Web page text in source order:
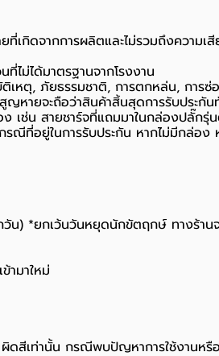
ดจากการผลิตและไม่รวมถึงความเสี
ไม่ได้มาตรฐานจากโรงงาน
เหตุ, ภัยธรรมชาติ, การตกหล่น, การซ่
หายจะถือว่าสินค้าสิ้นสุดการรับประกัน
เช่น สายชาร์จที่แถมมาในกล่องปลั๊กรุ่
ที่อยู่ในการรับประกัน หากไม่มีกล่อ
) *ยกเว้นวันหยุดนักขัตฤกษ์ ทางร้านจ
ามาใหม่
สีเท่านั้น กรณีพบปัญหาการใช้งานหรื